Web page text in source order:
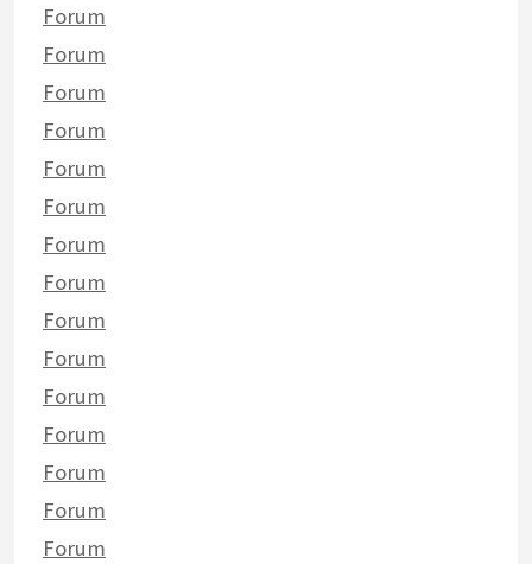
Forum
Forum
Forum
Forum
Forum
Forum
Forum
Forum
Forum
Forum
Forum
Forum
Forum
Forum
Forum